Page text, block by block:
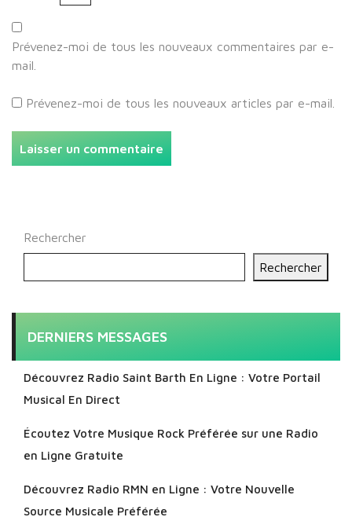
Prévenez-moi de tous les nouveaux commentaires par e-
mail.
Prévenez-moi de tous les nouveaux articles par e-mail.
Rechercher
Rechercher
DERNIERS MESSAGES
Découvrez Radio Saint Barth En Ligne : Votre Portail
Musical En Direct
Écoutez Votre Musique Rock Préférée sur une Radio
en Ligne Gratuite
Découvrez Radio RMN en Ligne : Votre Nouvelle
Source Musicale Préférée